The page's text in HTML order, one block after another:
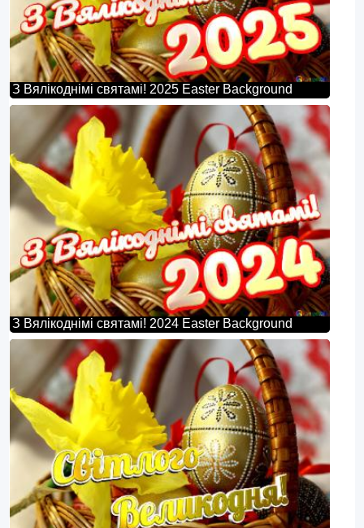
З Вялікоднімі святамі! 2025 Easter Background
З Вялікоднімі святамі! 2024 Easter Background